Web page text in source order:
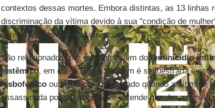
contextos dessas mortes. Embora distintas, as 13 linhas
discriminação da vítima devido à sua "condição de
constantes em todas ocorrências.
São relacionados, por exemplo, além do feminicídio
sistêmico, em que a vítima também é sequestrada e
lesbofóbicooubifóbico, configurado quando a vítima é
assassinada porque o agressor entende que deve puni-la